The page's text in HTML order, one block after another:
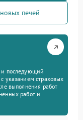
печей
и последующий
указанием страховых
выполнения работ
работ и